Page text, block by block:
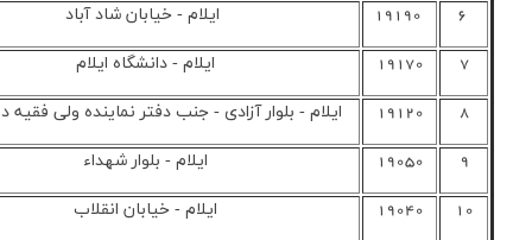
ايلام - خيابان شاد آباد 08413341912
ايلام - دانشگاه ايلام 08412227320
آزادي - جنب دفتر نماينده ولي فقيه در استان 08413381901 ندارد
ايلام - بلوار شهداء 08413347260
ايلام - خيابان انقلاب 08413330075